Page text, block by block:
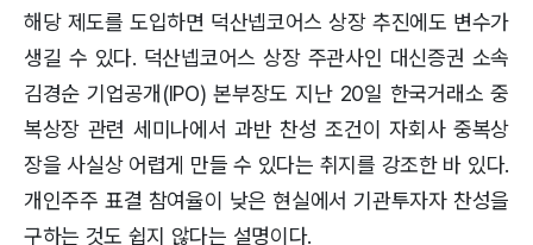
해당 제도를 도입하면 덕산넵코어스 상장 추진에도 변수가
생길 수 있다. 덕산넵코어스 상장 주관사인 대신증권 소속
김경순 기업공개(IPO) 본부장도 지난 20일 한국거래소 중
복상장 관련 세미나에서 과반 찬성 조건이 자회사 중복상
장을 사실상 어렵게 만들 수 있다는 취지를 강조한 바 있다.
개인주주 표결 참여율이 낮은 현실에서 기관투자자 찬성을
구하는 것도 쉽지 않다는 설명이다.